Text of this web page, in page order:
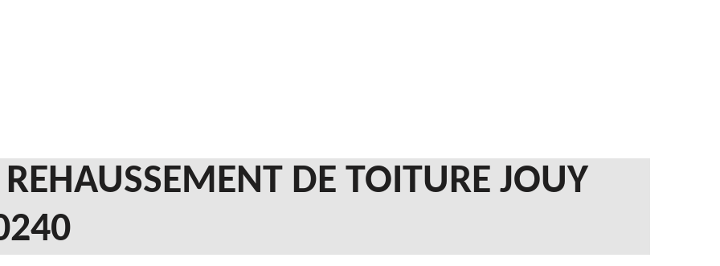
REHAUSSEMENT DE TOITURE JOUY